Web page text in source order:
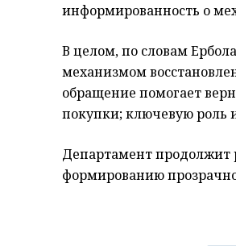
информированность о
В целом, по словам
механизмом
обращение помогает
покупки; ключевую роль
Департамент продолжит
формированию